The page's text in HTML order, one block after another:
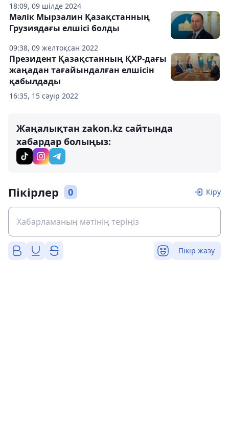
18:09, 09 шілде 2024
09:38, 09 желтоқсан 2022
Мәлік Мырзалин Қазақстанның
Грузиядағы елшісі болды
16:35, 15 сәуір 2022
Президент Қазақстанның ҚХР-дағы
жаңадан тағайындалған елшісін
қабылдады
Жаңалықтан zakon.kz сайтында
хабардар болыңыз:
Пікірлер 0 Кіру
Пікір жазу